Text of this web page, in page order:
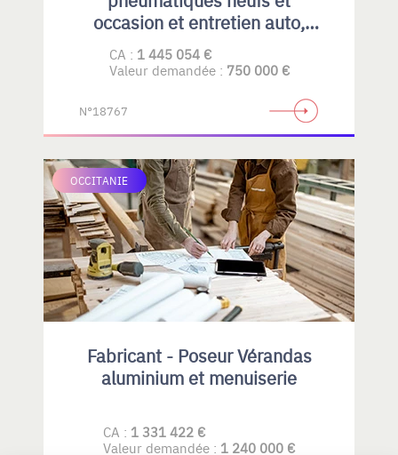
occasion et entretien auto,
emplacement idéal et fort
potentiel de développement
CA : 1 445 054 €
Valeur demandée : 750 000 €
N°18767
OCCITANIE
Fabricant - Poseur Vérandas
aluminium et menuiserie
CA : 1 331 422 €
Valeur demandée : 1 240 000 €